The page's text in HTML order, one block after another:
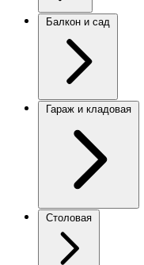
Балкон и сад
Гараж и кладовая
Столовая